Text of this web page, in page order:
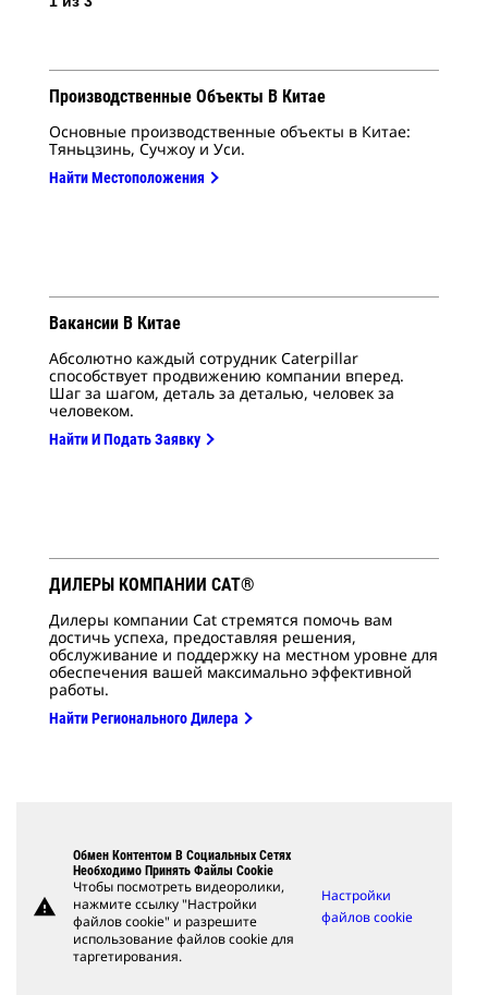
Производственные Объекты В Китае
Основные производственные объекты в Китае:
Тяньцзинь, Сучжоу и Уси.
Найти Местоположения
Вакансии В Китае
Абсолютно каждый сотрудник Caterpillar
способствует продвижению компании вперед.
Шаг за шагом, деталь за деталью, человек за
человеком.
Найти И Подать Заявку
ДИЛЕРЫ КОМПАНИИ CAT®
Дилеры компании Cat стремятся помочь вам
достичь успеха, предоставляя решения,
обслуживание и поддержку на местном уровне для
обеспечения вашей максимально эффективной
работы.
Найти Регионального Дилера
warning
Обмен Контентом В Социальных Сетях
Необходимо Принять Файлы Cookie
Чтобы посмотреть видеоролики,
нажмите ссылку "Настройки
файлов cookie" и разрешите
использование файлов cookie для
таргетирования.
Настройки
файлов cookie